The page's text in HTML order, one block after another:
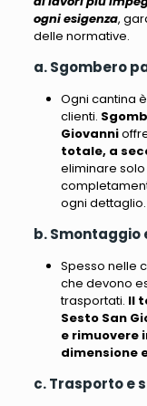
ogni esigenza,
delle normative.
a. Sgombero
Ogni cantina
clienti.
Giovanni
totale, a
eliminare
ogni dettaglio.
b. Smontaggio
Spesso nelle
che devono
trasportati. Il
Sesto San
e rimuovere
dimensione
c. Trasporto e